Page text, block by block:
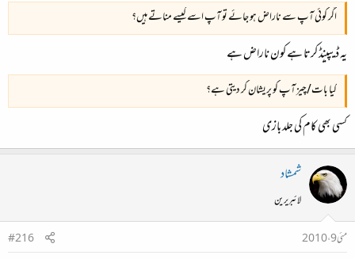
اگر کوئی آپ سے ناراض ہو جائے تو آپ اسے کیسے مناتے ہیں؟
یہ ڈیپینٖڈ کرتا ہے کون ناراض ہے
کیا بات/چیز آپ کو پریشان کر دیتی ہے؟
کسی بھی کام کی جلد بازی
شمشاد
لائبریرین
مئی 9، 2010
#216